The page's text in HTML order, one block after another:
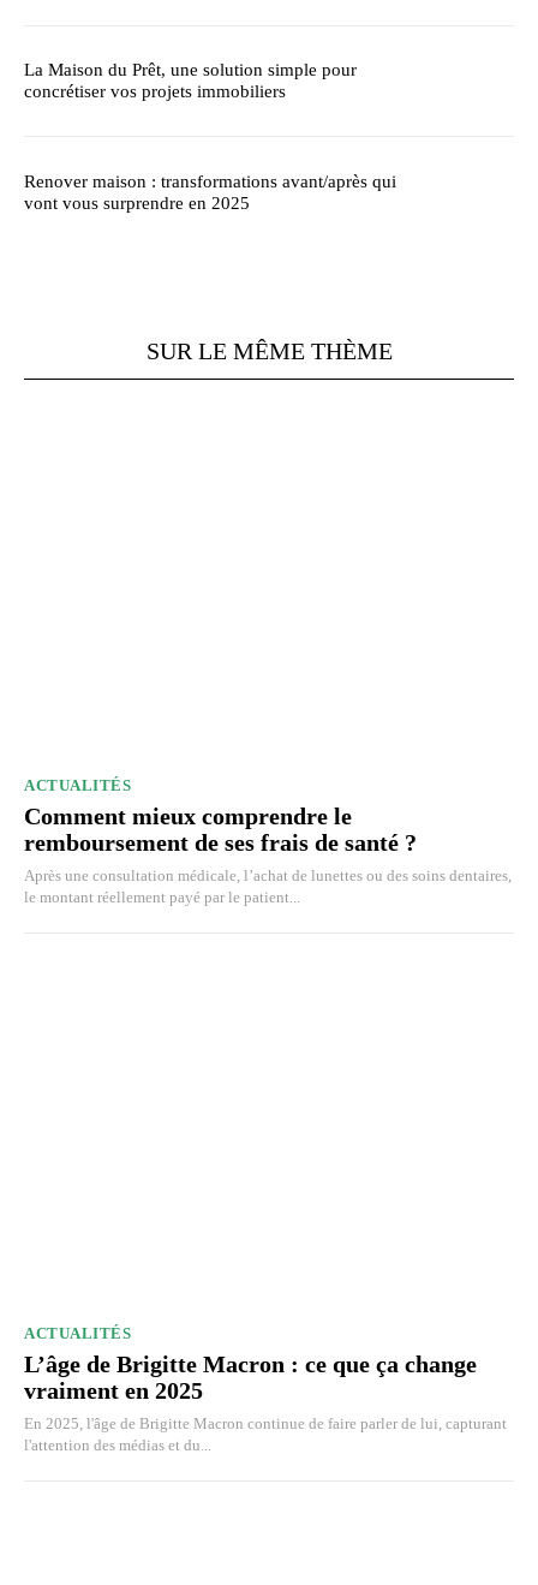
La Maison du Prêt, une solution simple pour
concrétiser vos projets immobiliers
Renover maison : transformations avant/après qui
vont vous surprendre en 2025
SUR LE MÊME THÈME
ACTUALITÉS
Comment mieux comprendre le
remboursement de ses frais de santé ?
Après une consultation médicale, l’achat de lunettes ou des soins dentaires,
le montant réellement payé par le patient...
ACTUALITÉS
L’âge de Brigitte Macron : ce que ça change
vraiment en 2025
En 2025, l'âge de Brigitte Macron continue de faire parler de lui, capturant
l'attention des médias et du...